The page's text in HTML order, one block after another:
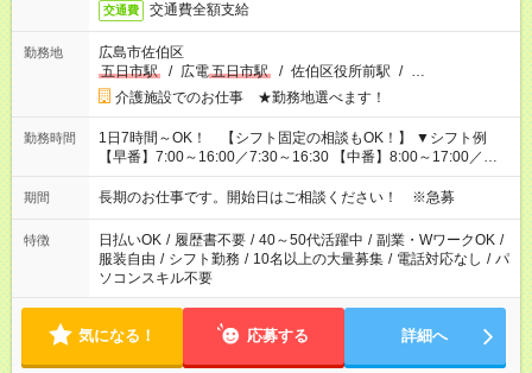
交通費 交通費全額支給
勤務地
広島市佐伯区
五日市駅
/ 広電五日市駅 / 佐伯区役所前駅 / …
介護施設でのお仕事 ★勤務地選べます！
勤務時間
1日7時間～OK！ 【シフト固定の相談もOK！】 ▼シフト例
【早番】7:00～16:00／7:30～16:30 【中番】8:00～17:00／
9:00～18:00 【遅番】11:00～20:00／13:00～22:00
期間 長期のお仕事です。開始日はご相談ください！ ※急募
特徴 日払いOK / 履歴書不要 / 40～50代活躍中 / 副業・WワークOK /
服装自由 / シフト勤務 / 10名以上の大量募集 / 電話対応なし / パ
ソコンスキル不要
気になる！ 応募する 詳細へ